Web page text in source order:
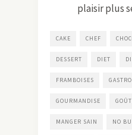
plaisir plus
CAKE CHEF
DESSERT DIET
FRAMBOISES
GOURMANDISE
MANGER SAIN NO